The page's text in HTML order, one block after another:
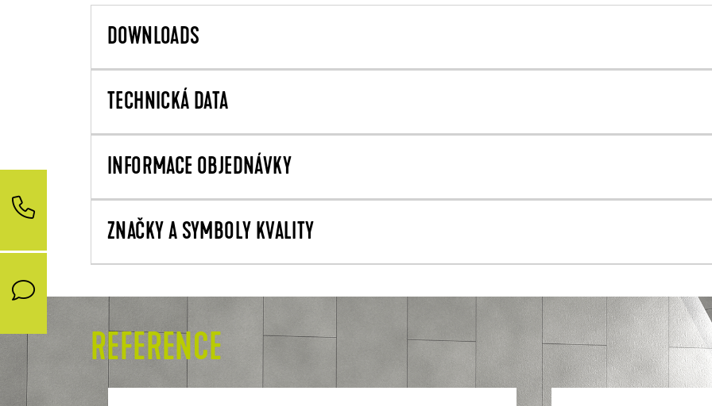
DOWNLOADS
TECHNICKÁ DATA
INFORMACE OBJEDNÁVKY
ZNAČKY A SYMBOLY KVALITY
REFERENCE